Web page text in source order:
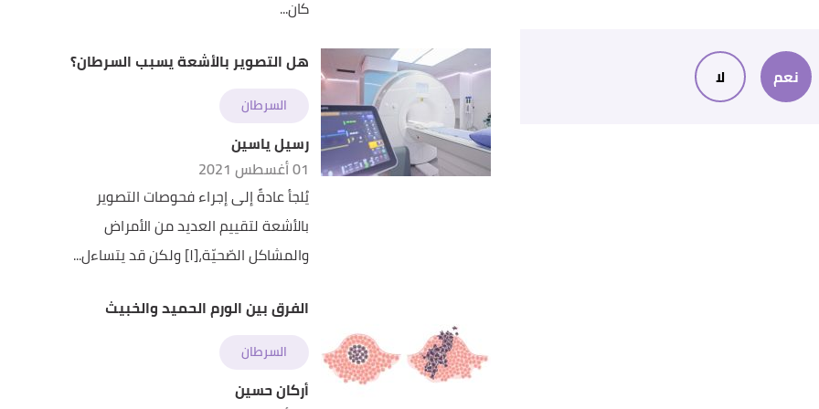
نعم لا
كان...
هل التصوير بالأشعة يسبب السرطان؟
السرطان
رسيل ياسين
01 أغسطس 2021
يُلجأ عادةً إلى إجراء فحوصات التصوير
بالأشعة لتقييم العديد من الأمراض
والمشاكل الصّحيّة،[١] ولكن قد يتساءل...
الفرق بين الورم الحميد والخبيث
السرطان
أركان حسين